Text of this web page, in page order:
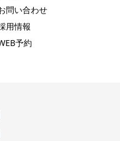
問い合わせ
用情報
予約